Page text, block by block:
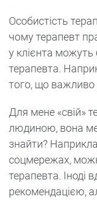
Особистість
чому терапевт
у клієнта
терапевта.
того, що
Для мене «свій»
людиною, вона
знайти?
соцмережах,
терапевта. Іноді
рекомендацією,